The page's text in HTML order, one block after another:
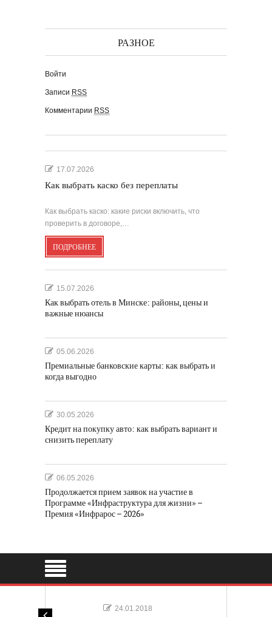
РАЗНОЕ
Войти
Записи RSS
Комментарии RSS
17.07.2026
Как выбрать каско без переплаты
Как выбрать каско: какие риски включить, что
проверить в договоре,…
ПОДРОБНЕЕ
15.07.2026
Как выбрать отель в Минске: районы, цены и
важные нюансы
05.06.2026
Премиальные банковские карты: как выбрать и
когда выгодно
30.05.2026
Кредит на покупку авто: как выбрать вариант и
снизить переплату
06.05.2026
Продолжается прием заявок на участие в
Программе «Инфраструктура для жизни» –
Премия «Инфрарос – 2026»
24.01.2018